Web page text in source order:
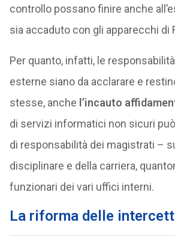
controllo possano finire anche
sia accaduto con gli apparecchi di
Per quanto, infatti, le
esterne siano da acclarare e
stesse, anche l’incauto
di servizi informatici non sicuri
di responsabilità dei magistrati –
disciplinare e della carriera,
funzionari dei vari uffici interni.
La riforma delle